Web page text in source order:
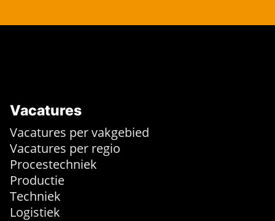
Vacatures
Vacatures per vakgebied
Vacatures per regio
Procestechniek
Productie
Techniek
Logistiek